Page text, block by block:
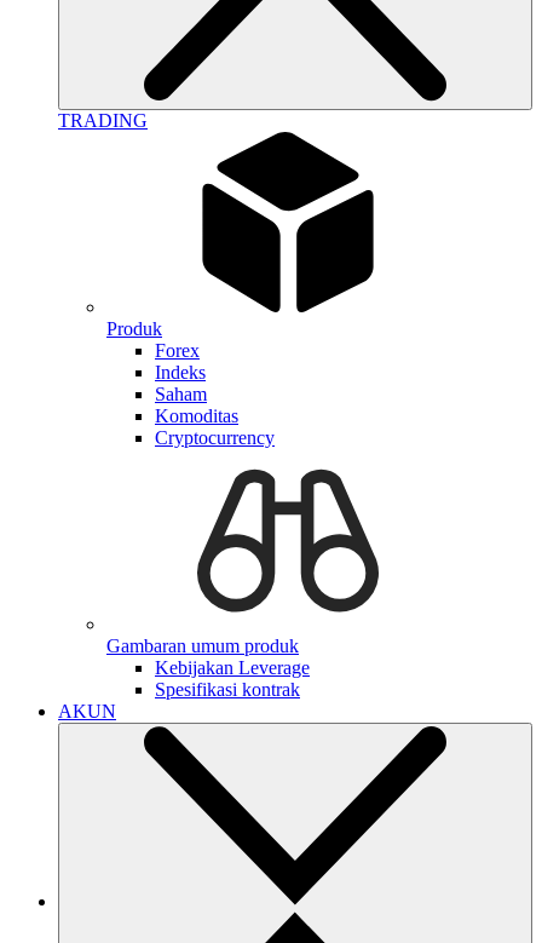
TRADING
Produk
Forex
Indeks
Saham
Komoditas
Cryptocurrency
Gambaran umum produk
Kebijakan Leverage
Spesifikasi kontrak
AKUN